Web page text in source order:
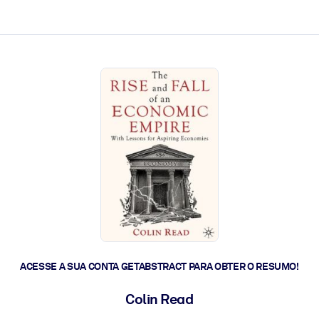
ACESSE A SUA CONTA GETABSTRACT PARA OBTER O RESUMO!
Colin Read